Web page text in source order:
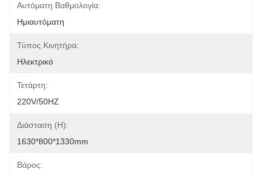
Αυτόματη Βαθμολογία:
Ημιαυτόματη
Τύπος Κινητήρα:
Ηλεκτρικό
Τετάρτη:
220V/50HZ
Διάσταση (η):
1630*800*1330mm
Βάρος: